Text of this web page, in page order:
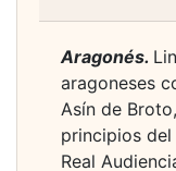
Aragonés.
aragoneses
Asín de
principios del
Real